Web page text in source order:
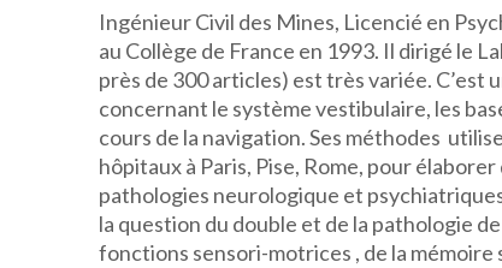
Ingénieur Civil des Mines, Licencié en
au Collège de France en 1993. Il dirigé le
près de 300 articles) est très variée.
concernant le système vestibulaire, les
cours de la navigation. Ses méthodes
hôpitaux à Paris, Pise, Rome, pour
pathologies neurologique et
la question du double et de la pathologie
fonctions sensori-motrices , de la